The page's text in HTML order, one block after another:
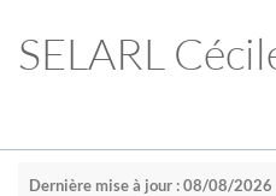
SELARL
Dernière mise à jour : 08/08/2026